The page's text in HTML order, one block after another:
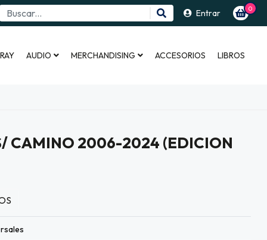
Entrar 0
AUDIO MERCHANDISING ACCESORIOS LIBROS
CAMINO 2006-2024 (EDICION